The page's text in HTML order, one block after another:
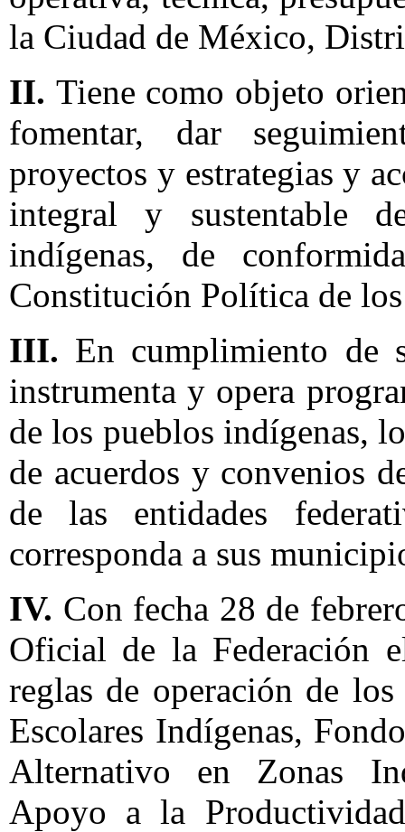
la Ciudad de México,
II. Tiene como objeto
fomentar, dar
proyectos y estrategias y
integral y sustentable
indígenas, de
Constitución Política de
III. En cumplimiento de
instrumenta y opera
de los pueblos indígenas,
de acuerdos y convenios
de las entidades
corresponda a sus
IV. Con fecha 28 de
Oficial de la Federación
reglas de operación de
Escolares Indígenas,
Alternativo en Zonas
Apoyo a la